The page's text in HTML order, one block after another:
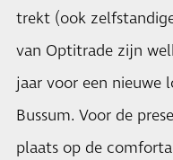
trekt (ook
van Optitrade zijn
jaar voor een nieuwe
Bussum. Voor de
plaats op de